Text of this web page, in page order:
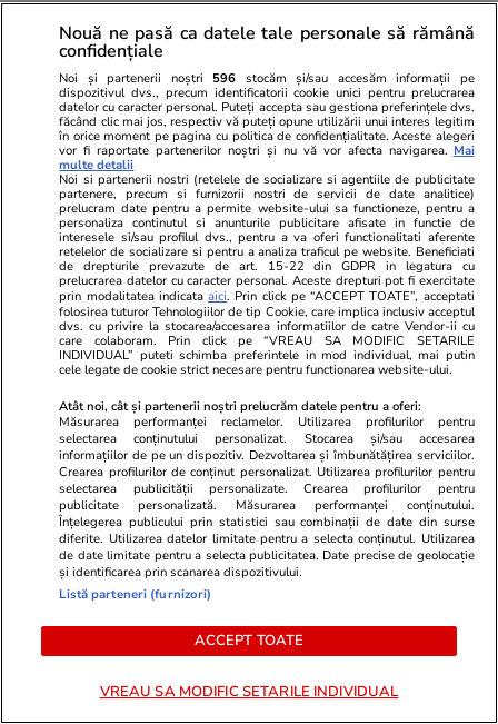
Cum coci vinetele la bloc, fără
să umpli casa de fum
Lifestyle 28 iul.
Câte calorii are pepenele roșu –
beneficii și contraindicații
Știri România 07:53
Atac cibernetic devastator după
o greșeală stupidă cu o parolă:
cum au pătruns hackerii în
Știri România
Nouă ne pasă ca datele tale personale să rămână
confidențiale
Noi și partenerii noștri 596 stocăm și/sau accesăm informații pe
dispozitivul dvs., precum identificatorii cookie unici pentru prelucrarea
datelor cu caracter personal. Puteți accepta sau gestiona preferințele dvs.
făcând clic mai jos, respectiv vă puteți opune utilizării unui interes legitim
în orice moment pe pagina cu politica de confidențialitate. Aceste alegeri
vor fi raportate partenerilor noștri și nu vă vor afecta navigarea. Mai
multe detalii
Noi si partenerii nostri (retelele de socializare si agentiile de publicitate
partenere, precum si furnizorii nostri de servicii de date analitice)
prelucram date pentru a permite website-ului sa functioneze, pentru a
personaliza continutul si anunturile publicitare afisate in functie de
interesele si/sau profilul dvs., pentru a va oferi functionalitati aferente
retelelor de socializare si pentru a analiza traficul pe website. Beneficiati
de drepturile prevazute de art. 15-22 din GDPR in legatura cu
prelucrarea datelor cu caracter personal. Aceste drepturi pot fi exercitate
prin modalitatea indicataaici. Prin click pe “ACCEPT TOATE”, acceptati
folosirea tuturor Tehnologiilor de tip Cookie, care implica inclusiv acceptul
dvs. cu privire la stocarea/accesarea informatiilor de catre Vendor-ii cu
care colaboram. Prin click pe “VREAU SA MODIFIC SETARILE
INDIVIDUAL” puteti schimba preferintele in mod individual, mai putin
cele legate de cookie strict necesare pentru functionarea website-ului.
Atât noi, cât și partenerii noștri prelucrăm datele pentru a oferi:
Măsurarea performanței reclamelor. Utilizarea profilurilor pentru
selectarea conținutului personalizat. Stocarea și/sau accesarea
informațiilor de pe un dispozitiv. Dezvoltarea și îmbunătățirea serviciilor.
Crearea profilurilor de conținut personalizat. Utilizarea profilurilor pentru
selectarea publicității personalizate. Crearea profilurilor pentru
publicitate personalizată. Măsurarea performanței conținutului.
Înțelegerea publicului prin statistici sau combinații de date din surse
diferite. Utilizarea datelor limitate pentru a selecta conținutul. Utilizarea
de date limitate pentru a selecta publicitatea. Date precise de geolocație
și identificarea prin scanarea dispozitivului.
Listă parteneri (furnizori)
ACCEPT TOATE
VREAU SA MODIFIC SETARILE INDIVIDUAL